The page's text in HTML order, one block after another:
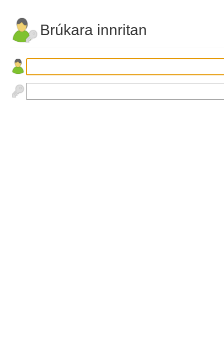
Brúkara innritan